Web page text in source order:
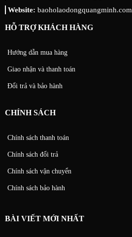
Website: baoholaodongquangminh.com
HỖ TRỢ KHÁCH HÀNG
Hướng dẫn mua hàng
Giao nhận và thanh toán
Đổi trả và bảo hành
CHÍNH SÁCH
Chính sách thanh toán
Chính sách đổi trả
Chính sách vận chuyển
Chính sách bảo hành
BÀI VIẾT MỚI NHẤT